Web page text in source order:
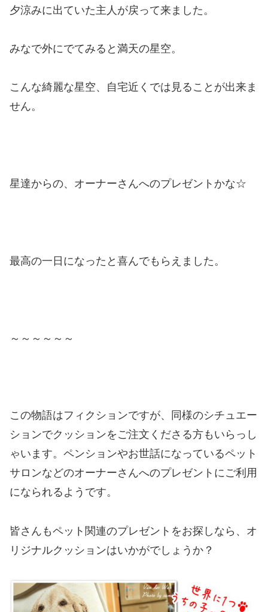
夕涼みに出ていた主人が戻って来ました。
みなで外にでてみると満天の星空。
こんな綺麗な星空、自宅近くでは見ることが出来ま
せん。
星達からの、オーナーさんへのプレゼントかな☆
最高の一日になったと喜んでもらえました。
～～～～～～
この物語はフィクションですが、同様のシチュエー
ションでクッションをご注文くださる方もいらっし
ゃいます。ペンションやお世話になっているペット
サロンなどのオーナーさんへのプレゼントにご利用
になられるようです。
皆さんもペット関連のプレゼントをお探しなら、オ
リジナルクッションはいかがでしょうか？